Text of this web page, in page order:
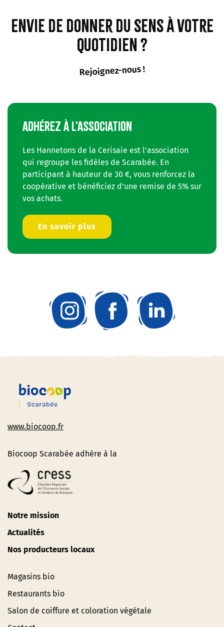
Envie de donner du sens à votre
quotidien ?
Rejoignez-nous !
ADHÉREZ À L’ASSOCIATION
Les Hannetons de la Cerisaie est l’association
qui regroupe les fidèles de Scarabée. En
participant à hauteur de 30 €, vous renforcez la
coopérative et bénéficiez d’une remise de 5% sur
vos achats.
En savoir plus
www.biocoop.fr
Biocoop Scarabée adhère à la
Notre mission
Actualités
Nos producteurs locaux
Magasins bio
Restaurants bio
Salon de coiffure et coloration végétale